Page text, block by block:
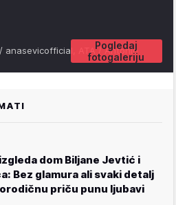
Pogledaj
fotogaleriju
anasevicofficial, ATA / Antonio
dom Biljane Jevtić i
Bez glamura ali svaki detalj
priču punu ljubavi